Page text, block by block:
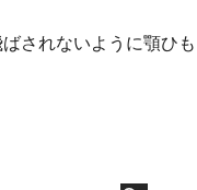
されないように顎ひも